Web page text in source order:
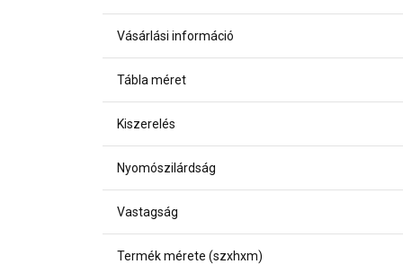
Vásárlási információ
Tábla méret
Kiszerelés
Nyomószilárdság
Vastagság
Termék mérete (szxhxm)